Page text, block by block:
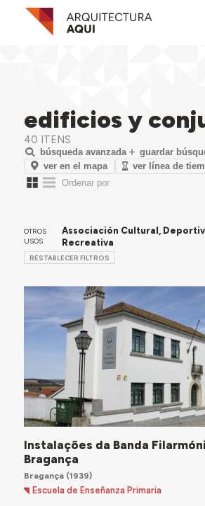
edificios y
40 ITENS
búsqueda avanzada
guardar
ver en el mapa
ver línea de
OTROS
USOS
Associación Cultural,
Recreativa
RESTABLECER FILTROS
Instalações da Banda
Bragança
Bragança(1939)
Escuela de Enseñanza Primaria